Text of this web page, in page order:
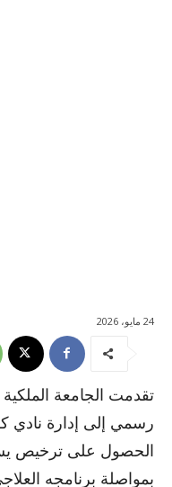
24 مايو، 2026
تقدمت الجامعة
رسمي إلى إدارة نادي
الحصول على ترخيص
بمواصلة برنامجه